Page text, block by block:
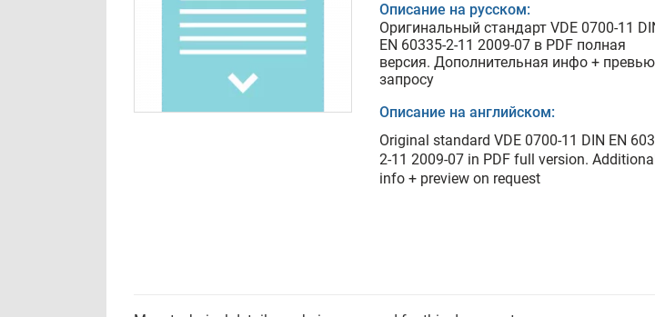
Описание на русском:
Оригинальный стандарт VDE 0700-11
EN 60335-2-11 2009-07 в PDF полная
версия. Дополнительная инфо +
запросу
Описание на английском:
Original standard VDE 0700-11 DIN EN
2-11 2009-07 in PDF full version.
info + preview on request